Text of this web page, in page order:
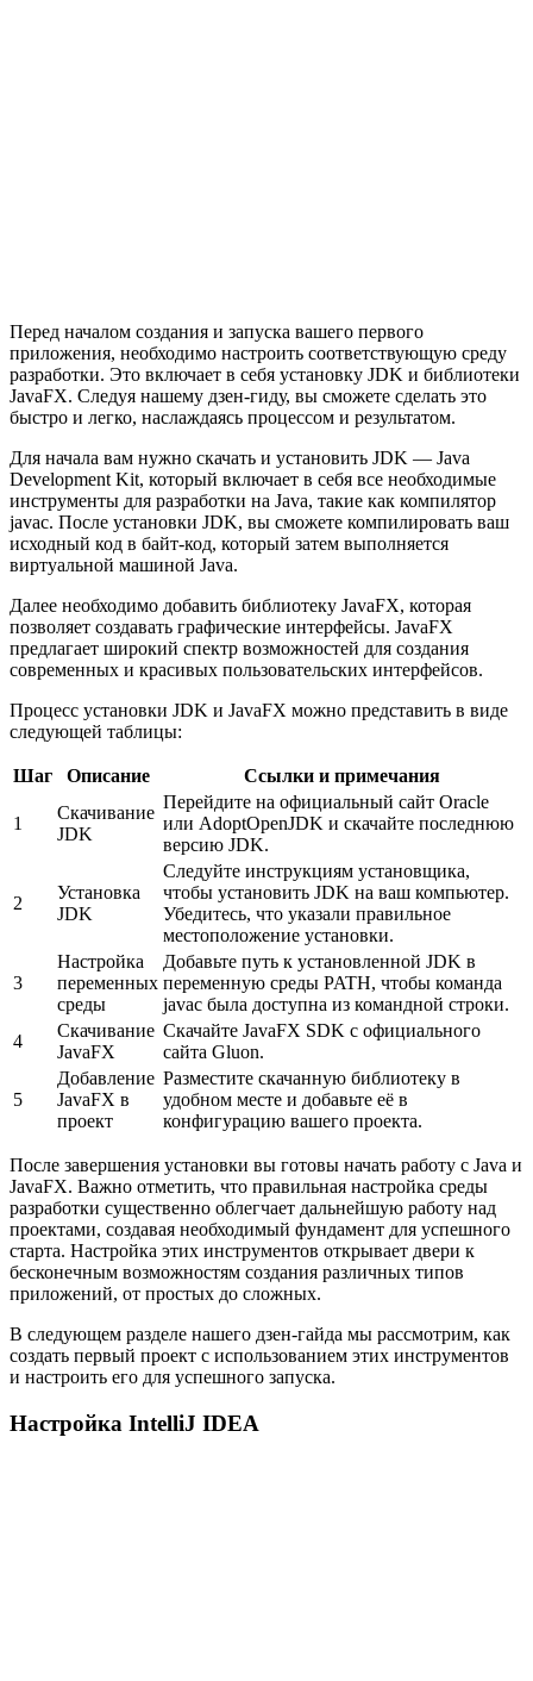
Перед началом создания и запуска вашего первого
приложения, необходимо настроить соответствующую среду
разработки. Это включает в себя установку JDK и библиотеки
JavaFX. Следуя нашему дзен-гиду, вы сможете сделать это
быстро и легко, наслаждаясь процессом и результатом.
Для начала вам нужно скачать и установить JDK — Java
Development Kit, который включает в себя все необходимые
инструменты для разработки на Java, такие как компилятор
javac. После установки JDK, вы сможете компилировать ваш
исходный код в байт-код, который затем выполняется
виртуальной машиной Java.
Далее необходимо добавить библиотеку JavaFX, которая
позволяет создавать графические интерфейсы. JavaFX
предлагает широкий спектр возможностей для создания
современных и красивых пользовательских интерфейсов.
Процесс установки JDK и JavaFX можно представить в виде
следующей таблицы:
Шаг Описание Ссылки и примечания
1
Скачивание
JDK
Перейдите на официальный сайт Oracle
или AdoptOpenJDK и скачайте последнюю
версию JDK.
2
Установка
JDK
Следуйте инструкциям установщика,
чтобы установить JDK на ваш компьютер.
Убедитесь, что указали правильное
местоположение установки.
3
Настройка
переменных
среды
Добавьте путь к установленной JDK в
переменную среды PATH, чтобы команда
javac была доступна из командной строки.
4
Скачивание
JavaFX
Скачайте JavaFX SDK с официального
сайта Gluon.
5
Добавление
JavaFX в
проект
Разместите скачанную библиотеку в
удобном месте и добавьте её в
конфигурацию вашего проекта.
После завершения установки вы готовы начать работу с Java и
JavaFX. Важно отметить, что правильная настройка среды
разработки существенно облегчает дальнейшую работу над
проектами, создавая необходимый фундамент для успешного
старта. Настройка этих инструментов открывает двери к
бесконечным возможностям создания различных типов
приложений, от простых до сложных.
В следующем разделе нашего дзен-гайда мы рассмотрим, как
создать первый проект с использованием этих инструментов
и настроить его для успешного запуска.
Настройка IntelliJ IDEA